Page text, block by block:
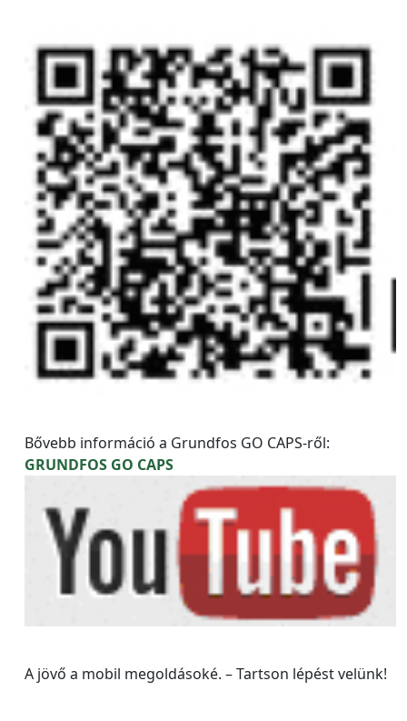
Bővebb információ a Grundfos GO CAPS-ről:
GRUNDFOS GO CAPS
A jövő a mobil megoldásoké. – Tartson lépést velünk!